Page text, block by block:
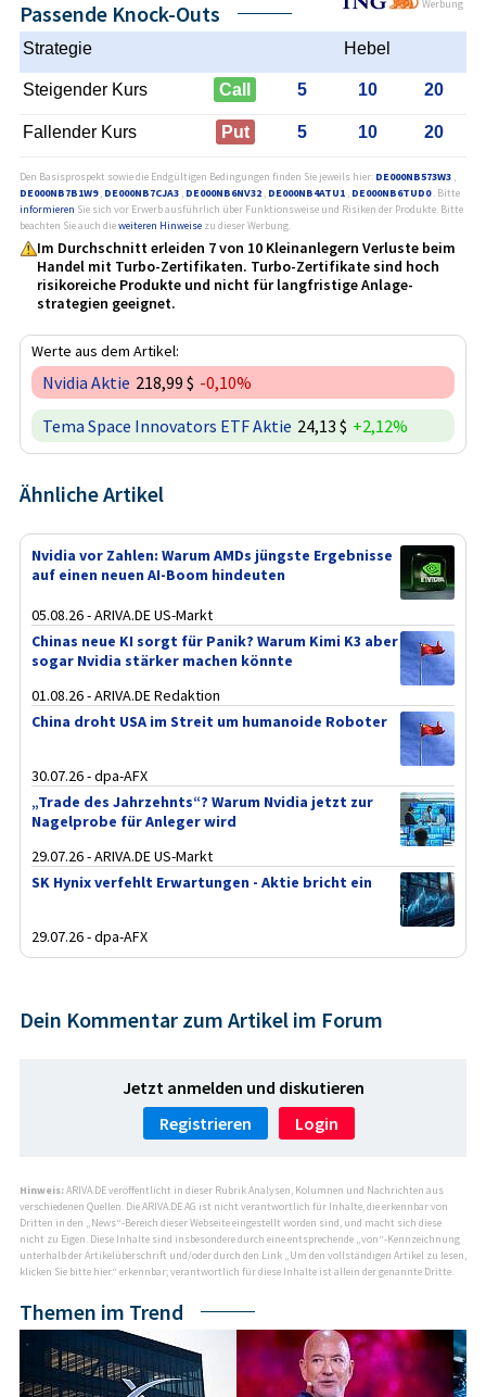
Werbung
Passende Knock-Outs
Strategie Hebel
Steigender Kurs Call 5 10 20
Fallender Kurs Put 5 10 20
Den Basisprospekt sowie die Endgültigen Bedingungen finden Sie jeweils hier: DE000NB573W3 ,
DE000NB7B1W9, DE000NB7CJA3 , DE000NB6NV32 , DE000NB4ATU1 , DE000NB6TUD0. Bitte
informieren Sie sich vor Erwerb ausführlich über Funktionsweise und Risiken der Produkte. Bitte
beachten Sie auch dieweiteren Hinweise zu dieser Werbung.
Im Durchschnitt erleiden 7 von 10 Kleinanlegern Verluste beim
Handel mit Turbo-Zertifikaten. Turbo-Zertifikate sind hoch
risikoreiche Produkte und nicht für langfristige Anlage­
strategien geeignet.
Werte aus dem Artikel:
Nvidia Aktie 218,99 $ -0,10%
Tema Space Innovators ETF Aktie 24,13 $ +2,12%
Ähnliche Artikel
Nvidia vor Zahlen: Warum AMDs jüngste Ergebnisse
auf einen neuen AI-Boom hindeuten
05.08.26 - ARIVA.DE US-Markt
Chinas neue KI sorgt für Panik? Warum Kimi K3 aber
sogar Nvidia stärker machen könnte
01.08.26 - ARIVA.DE Redaktion
China droht USA im Streit um humanoide Roboter
30.07.26 - dpa-AFX
„Trade des Jahrzehnts“? Warum Nvidia jetzt zur
Nagelprobe für Anleger wird
29.07.26 - ARIVA.DE US-Markt
SK Hynix verfehlt Erwartungen - Aktie bricht ein
29.07.26 - dpa-AFX
Dein Kommentar zum Artikel im Forum
Jetzt anmelden und diskutieren
Registrieren
Login
Hinweis:ARIVA.DE veröffentlicht in dieser Rubrik Analysen, Kolumnen und Nachrichten aus
verschiedenen Quellen. Die ARIVA.DE AG ist nicht verantwortlich für Inhalte, die erkennbar von
Dritten in den „News“-Bereich dieser Webseite eingestellt worden sind, und macht sich diese
nicht zu Eigen. Diese Inhalte sind insbesondere durch eine entsprechende „von“-Kennzeichnung
unterhalb der Artikelüberschrift und/oder durch den Link „Um den vollständigen Artikel zu lesen,
klicken Sie bitte hier.“ erkennbar; verantwortlich für diese Inhalte ist allein der genannte Dritte.
Themen im Trend